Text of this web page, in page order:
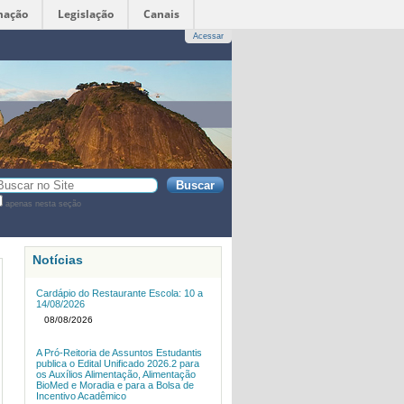
Legislação Canais
Acessar
apenas nesta seção
Notícias
Cardápio do Restaurante Escola: 10 a
14/08/2026
08/08/2026
A Pró-Reitoria de Assuntos Estudantis
publica o Edital Unificado 2026.2 para
os Auxílios Alimentação, Alimentação
BioMed e Moradia e para a Bolsa de
Incentivo Acadêmico